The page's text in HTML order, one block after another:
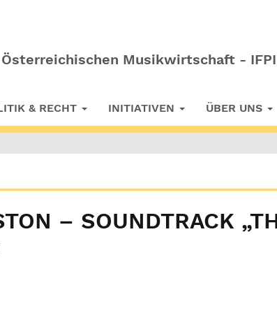
Musikwirtschaft -
& RECHT INITIATIVEN ÜBER UNS
– SOUNDTRACK